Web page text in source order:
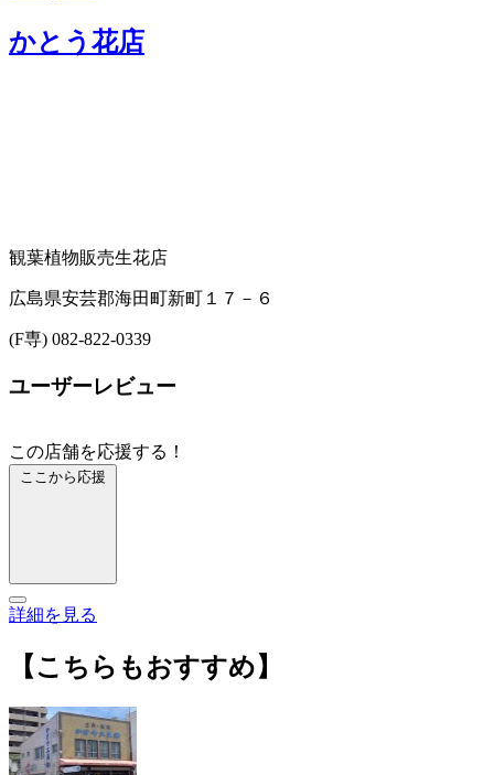
かとう花店
観葉植物販売生花店
広島県安芸郡海田町新町１７－６
(F専) 082-822-0339
ユーザーレビュー
この店舗を応援する！
ここから応援
詳細を見る
【こちらもおすすめ】